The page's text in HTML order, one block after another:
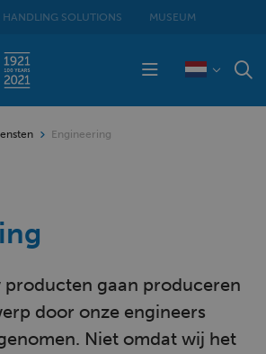
HANDLING SOLUTIONS MUSEUM
Engineering
gaan produceren
door onze engineers
Niet omdat wij het